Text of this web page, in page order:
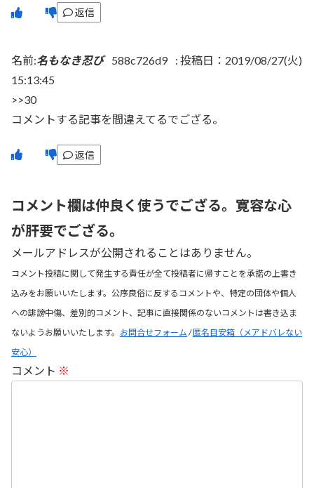
返信
名前:名もなき忍び 588c726d9 : 投稿日：2019/08/27(火)
15:13:45
>>30
コメントする記事を間違えてるでござる。
返信
コメント欄は仲良く使うでござる。寛容な心
が肝要でござる。
メールアドレスが公開されることはありません。
コメント投稿に関して発生する責任が全て投稿者に帰すことを承諾の上書き
込みをお願いいたします。公序良俗に反するコメントや、特定の団体や個人
への誹謗中傷、差別的コメント、記事に直接関係のないコメントは書き込ま
ないようお願いいたします。 お問合せフォーム /匿名目安箱（メアドバレない
安心）
コメント ※